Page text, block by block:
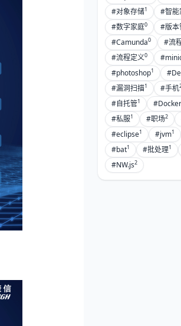
#对象存储1 #智能
#数字家庭0 #版本
#Camunda0 #流
#流程定义0
#photoshop1
#漏洞扫描1 #手机
#自托管1 #Docker
#私服1 #职场2
#eclipse1 #jvm1
#bat1 #批处理1
#NW.js2